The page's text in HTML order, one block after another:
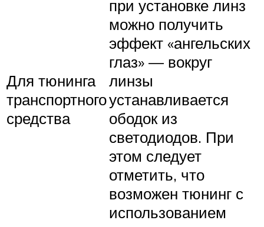
Для тюнинга
транспортного
средства
при установке линз
можно получить
эффект «ангельских
глаз» — вокруг
линзы
устанавливается
ободок из
светодиодов. При
этом следует
отметить, что
возможен тюнинг с
использованием